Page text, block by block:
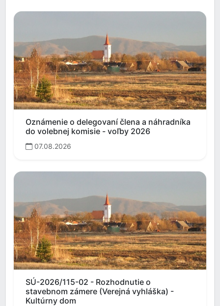
Oznámenie o delegovaní člena a náhradníka
do volebnej komisie - voľby 2026
07.08.2026
SÚ-2026/115-02 - Rozhodnutie o
stavebnom zámere (Verejná vyhláška) -
Kultúrny dom